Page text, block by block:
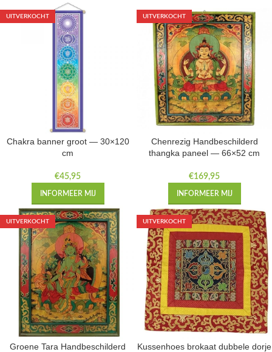
UITVERKOCHT
Chakra banner groot — 30×120
cm
€45,95
INFORMEER MIJ
UITVERKOCHT
Chenrezig Handbeschilderd
thangka paneel — 66×52 cm
€169,95
INFORMEER MIJ
UITVERKOCHT
Groene Tara Handbeschilderd
UITVERKOCHT
Kussenhoes brokaat dubbele dorje